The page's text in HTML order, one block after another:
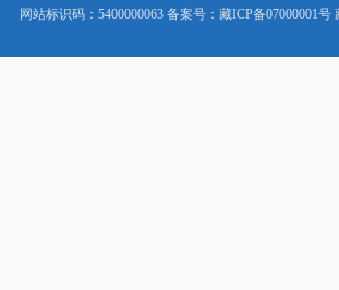
网站标识码：5400000063 备案号：藏ICP备07000001号